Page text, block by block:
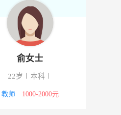
08-08
08-08
08-08
08-08
俞女士
22岁 本科
教师 1000-2000元